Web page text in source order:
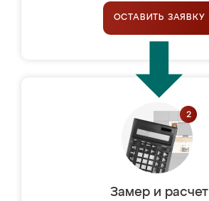
ОСТАВИТЬ ЗАЯВКУ
Замер и расчет